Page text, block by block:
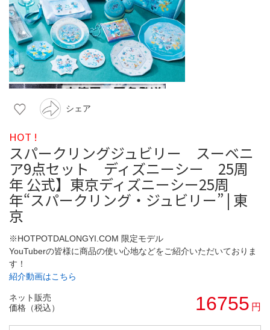
シェア
HOT !
スパークリングジュビリー スーベニ
ア9点セット ディズニーシー 25周
年 公式】東京ディズニーシー25周
年“スパークリング・ジュビリー” | 東
京
※HOTPOTDALONGYI.COM 限定モデル
YouTuberの皆様に商品の使い心地などをご紹介いただいておりま
す！
紹介動画はこちら
ネット販売
価格（税込）
16755 円